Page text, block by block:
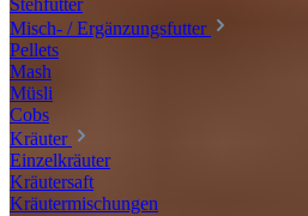
Stehfutter
Misch- / Ergänzungsfutter
Pellets
Mash
Müsli
Cobs
Kräuter
Einzelkräuter
Kräutersaft
Kräutermischungen